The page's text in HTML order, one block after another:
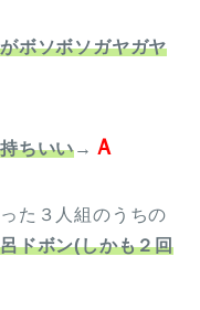
ボソボソガヤガヤ
ちいい→ Ａ
た３人組のうちの
ドボン(しかも２回